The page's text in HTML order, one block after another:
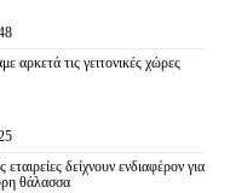
αρκετά τις γειτονικές χώρες
δείχνουν ενδιαφέρον για
θάλασσα